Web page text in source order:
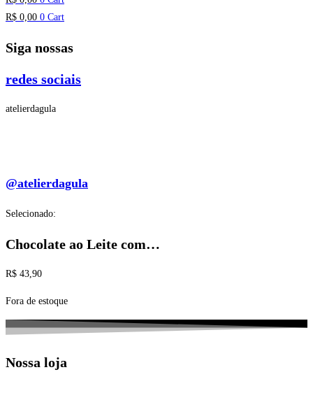
R$ 0,00 0 Cart
Siga nossas
redes sociais
atelierdagula
@atelierdagula
Selecionado:
Chocolate ao Leite com…
R$ 43,90
Fora de estoque
Nossa loja